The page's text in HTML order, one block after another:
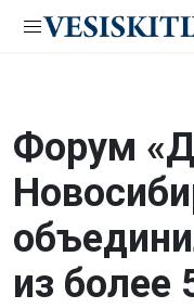
Форум
из более